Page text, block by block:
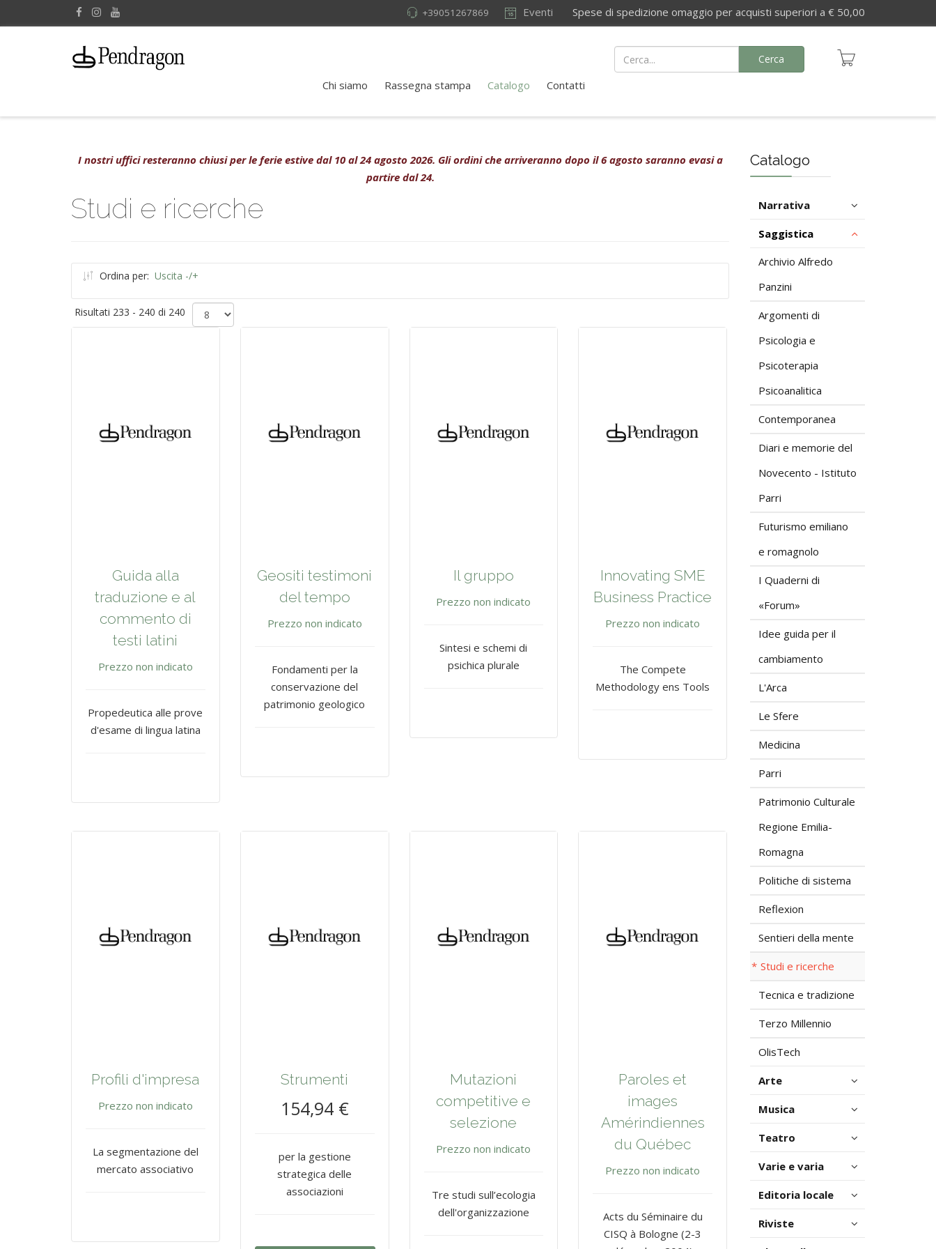
Eventi Spese di spedizione omaggio per acquisti superiori a € 50,00
+39051267869
Chi siamo Rassegna stampa Catalogo Contatti
Cerca
I nostri uffici resteranno chiusi per le ferie estive dal 10 al 24 agosto 2026. Gli ordini che arriveranno dopo il 6 agosto saranno evasi a
partire dal 24.
Studi e ricerche
Ordina per: Uscita -/+
Risultati 233 - 240 di 240
Guida alla
traduzione e al
commento di
testi latini
Prezzo non indicato
Propedeutica alle prove
d'esame di lingua latina
Geositi testimoni
del tempo
Prezzo non indicato
Fondamenti per la
conservazione del
patrimonio geologico
Il gruppo
Prezzo non indicato
Sintesi e schemi di
psichica plurale
Innovating SME
Business Practice
Prezzo non indicato
The Compete
Methodology ens Tools
Profili d'impresa
Prezzo non indicato
La segmentazione del
mercato associativo
Strumenti
154,94 €
per la gestione
strategica delle
associazioni
Mutazioni
competitive e
selezione
Prezzo non indicato
Tre studi sull’ecologia
dell'organizzazione
Paroles et
images
Amérindiennes
du Québec
Prezzo non indicato
Acts du Séminaire du
CISQ à Bologne (2-3
Catalogo
Narrativa
Saggistica
Archivio Alfredo
Panzini
Argomenti di
Psicologia e
Psicoterapia
Psicoanalitica
Contemporanea
Diari e memorie del
Novecento - Istituto
Parri
Futurismo emiliano
e romagnolo
I Quaderni di
«Forum»
Idee guida per il
cambiamento
L'Arca
Le Sfere
Medicina
Parri
Patrimonio Culturale
Regione Emilia-
Romagna
Politiche di sistema
Reflexion
Sentieri della mente
Studi e ricerche
Tecnica e tradizione
Terzo Millennio
OlisTech
Arte
Musica
Teatro
Varie e varia
Editoria locale
Riviste